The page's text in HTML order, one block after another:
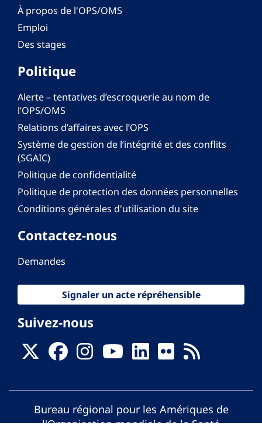
À propos de l'OPS/OMS
Emploi
Des stages
Politique
Alerte – tentatives d’escroquerie au nom de
l’OPS/OMS
Relations d’affaires avec l’OPS
Système de gestion de l’intégrité et des conflits
(SGAIC)
Politique de confidentialité
Politique de protection des données personnelles
Conditions générales d'utilisation du site
Contactez-nous
Demandes
Signaler un acte répréhensible
Suivez-nous
Bureau régional pour les Amériques de
l'Organisation mondiale de la Santé